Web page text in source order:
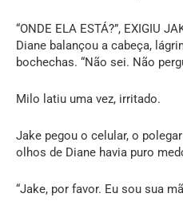
“ONDE ELA ESTÁ?”, EXIGIU
Diane balançou a cabeça,
bochechas. “Não sei. Não
Milo latiu uma vez, irritado.
Jake pegou o celular, o
olhos de Diane havia puro
“Jake, por favor. Eu sou sua